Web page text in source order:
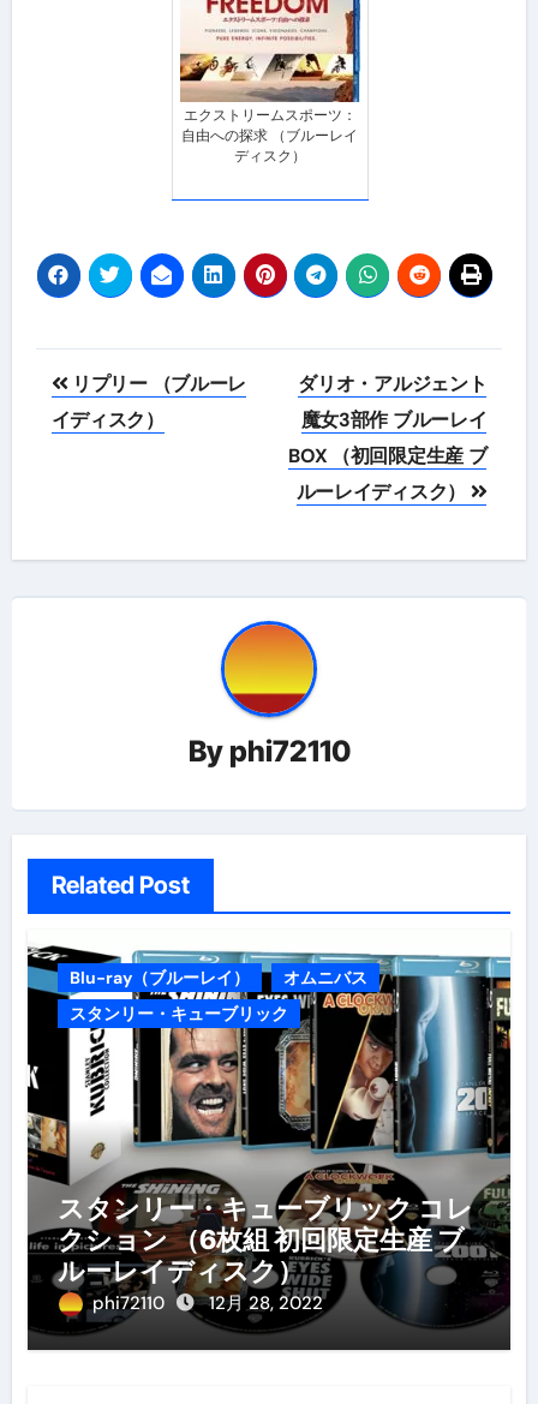
エクストリームスポーツ：
自由への探求 （ブルーレイ
ディスク）
投
稿
ゲ
リプリー （ブルーレ
イディスク）
ダリオ・アルジェント
魔女3部作 ブルーレイ
BOX （初回限定生産 ブ
ルーレイディスク）
By phi72110
Related Post
Blu-ray（ブルーレイ）
オムニバス
スタンリー・キューブリック
スタンリー・キューブリック コレ
クション （6枚組 初回限定生産 ブ
ルーレイディスク）
phi72110 12月 28, 2022